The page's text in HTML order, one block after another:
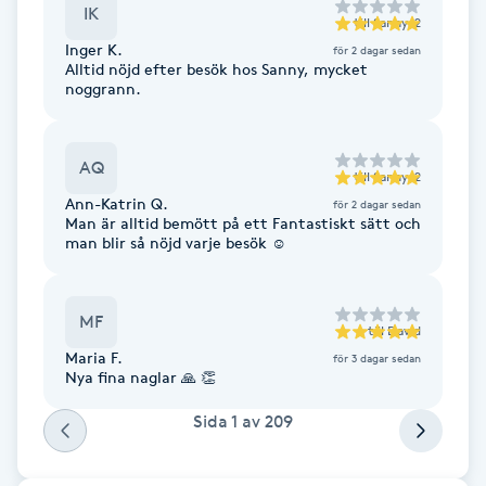
Face framing
Fet hårbotten
Fibromassage
Fotmassage
IK till Sanny_2
Inger K. för 2 dagar sedan
Alltid nöjd efter besök hos Sanny, mycket
noggrann.
AQ till Sanny_2
Ann-Katrin Q. för 2 dagar sedan
Man är alltid bemött på ett Fantastiskt sätt och
man blir så nöjd varje besök ☺️
MF till David
Maria F. för 3 dagar sedan
Nya fina naglar 🙏 👏
Sida 1 av 209